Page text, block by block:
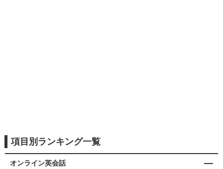
項目別ランキング一覧
オンライン英会話